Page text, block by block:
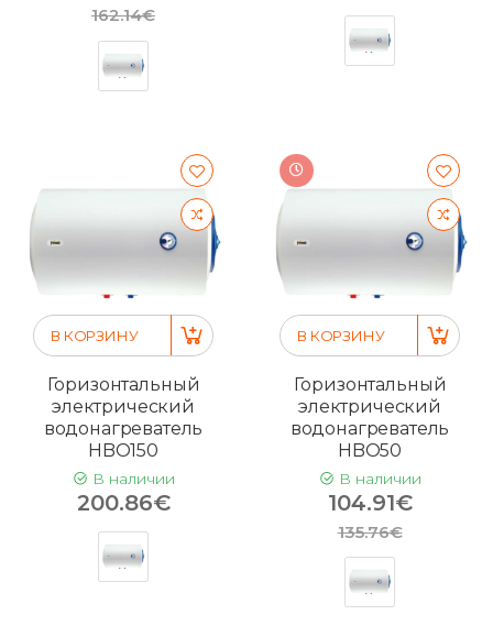
162.14€
В КОРЗИНУ
Горизонтальный
электрический
водонагреватель
HBO150
В наличии
200.86€
В КОРЗИНУ
Горизонтальный
электрический
водонагреватель
HBO50
В наличии
104.91€
135.76€